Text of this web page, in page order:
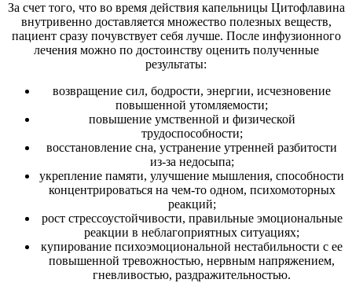
За счет того, что во время действия капельницы Цитофлавина
внутривенно доставляется множество полезных веществ,
пациент сразу почувствует себя лучше. После инфузионного
лечения можно по достоинству оценить полученные
результаты:
возвращение сил, бодрости, энергии, исчезновение
повышенной утомляемости;
повышение умственной и физической
трудоспособности;
восстановление сна, устранение утренней разбитости
из-за недосыпа;
укрепление памяти, улучшение мышления, способности
концентрироваться на чем-то одном, психомоторных
реакций;
рост стрессоустойчивости, правильные эмоциональные
реакции в неблагоприятных ситуациях;
купирование психоэмоциональной нестабильности с ее
повышенной тревожностью, нервным напряжением,
гневливостью, раздражительностью.